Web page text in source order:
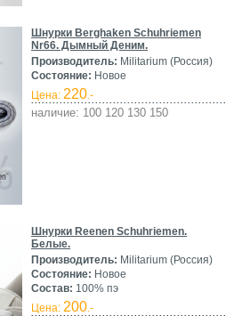
Шнурки Berghaken Schuhriemen
Nr66. Дымный Деним.
Производитель: Militarium (Россия)
Состояние: Новое
Цена: 220.-
наличие: 100 120 130 150
Шнурки Reenen Schuhriemen.
Белые.
Производитель: Militarium (Россия)
Состояние: Новое
Состав: 100% пэ
Цена: 200.-